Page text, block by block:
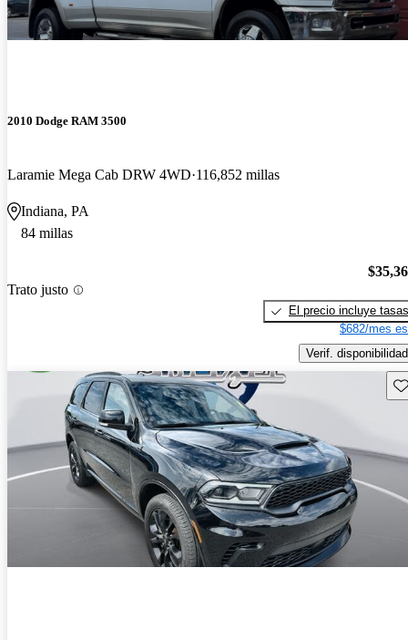
2010 Dodge RAM 3500
Laramie Mega Cab DRW 4WD 116,852 millas
Indiana, PA
84 millas
Trato justo
El precio incluye tasas
$682/mes
Verif. disponibilidad